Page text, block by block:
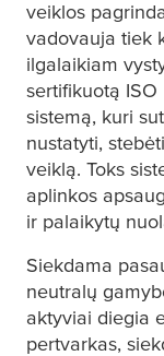
veiklos
vadovauja tiek
ilgalaikiam
sertifikuotą
sistemą, kuri
nustatyti,
veiklą. Toks
aplinkos
ir palaikytų
Siekdama
neutralų
aktyviai diegia
pertvarkas,